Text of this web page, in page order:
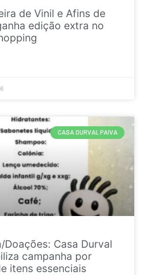
de Vinil e Afins de
edição extra no
CASA DURVAL PAIVA
Doações: Casa Durval
campanha por
itens essenciais